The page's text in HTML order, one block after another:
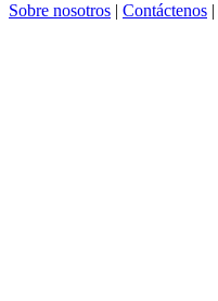
Sobre nosotros | Contáctenos |